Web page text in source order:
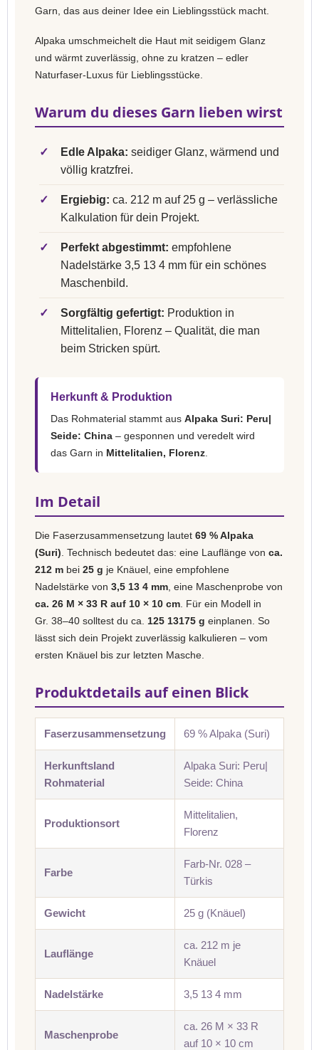
Garn, das aus deiner Idee ein Lieblingsstück macht.
Alpaka umschmeichelt die Haut mit seidigem Glanz
und wärmt zuverlässig, ohne zu kratzen – edler
Naturfaser-Luxus für Lieblingsstücke.
Warum du dieses Garn lieben wirst
✓ Edle Alpaka: seidiger Glanz, wärmend und
völlig kratzfrei.
✓ Ergiebig: ca. 212 m auf 25 g – verlässliche
Kalkulation für dein Projekt.
✓ Perfekt abgestimmt: empfohlene
Nadelstärke 3,5 13 4 mm für ein schönes
Maschenbild.
✓ Sorgfältig gefertigt: Produktion in
Mittelitalien, Florenz – Qualität, die man
beim Stricken spürt.
Herkunft & Produktion
Das Rohmaterial stammt aus Alpaka Suri: Peru|
Seide: China – gesponnen und veredelt wird
das Garn in Mittelitalien, Florenz
Im Detail
Die Faserzusammensetzung lautet 69 % Alpaka
(Suri) . Technisch bedeutet das: eine Lauflänge von ca.
212 m bei 25 g je Knäuel, eine empfohlene
Nadelstärke von 3,5 13 4 mm , eine Maschenprobe von
ca. 26 M × 33 R auf 10 × 10 cm . Für ein Modell in
Gr. 38–40 solltest du ca. 125 13175 g einplanen. So
lässt sich dein Projekt zuverlässig kalkulieren – vom
ersten Knäuel bis zur letzten Masche.
Produktdetails auf einen Blick
Faserzusammensetzung 69 % Alpaka (Suri)
Herkunftsland
Rohmaterial
Alpaka Suri: Peru|
Seide: China
Produktionsort
Mittelitalien,
Florenz
Farbe
Farb-Nr. 028 –
Türkis
Gewicht 25 g (Knäuel)
Lauflänge
ca. 212 m je
Knäuel
Nadelstärke 3,5 13 4 mm
Maschenprobe
ca. 26 M × 33 R
auf 10 × 10 cm